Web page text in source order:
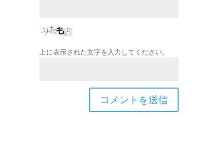
上に表示された文字を入力してください。